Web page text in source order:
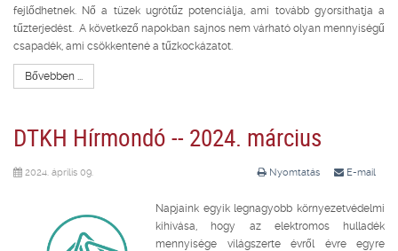
fejlődhetnek. Nő a tüzek ugrótűz potenciálja, ami tovább gyorsíthatja a
tűzterjedést. A következő napokban sajnos nem várható olyan mennyiségű
csapadék, ami csökkentené a tűzkockázatot.
Bővebben ...
DTKH Hírmondó -- 2024. március
Nyomtatás E-mail
2024. április 09.
Napjaink egyik legnagyobb környezetvédelmi
kihívása, hogy az elektromos hulladék
mennyisége világszerte évről évre egyre